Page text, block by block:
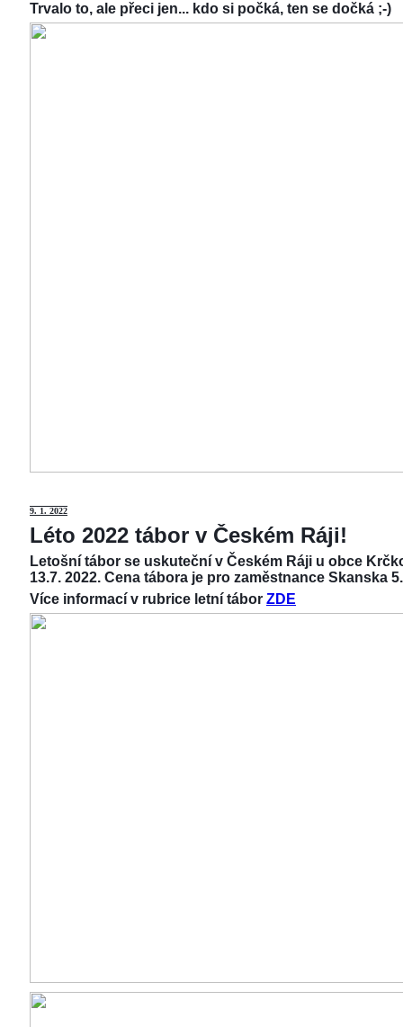
Trvalo to, ale přeci jen... kdo si počká, ten se dočká ;-)
9. 1. 2022
Léto 2022 tábor v Českém Ráji!
Letošní tábor se uskuteční v Českém Ráji u obce
13.7. 2022. Cena tábora je pro zaměstnance Skanska
Více informací v rubrice letní tábor ZDE